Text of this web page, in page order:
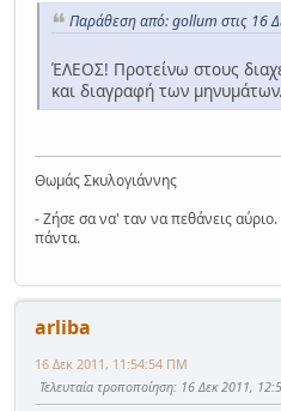
Παράθεση από: gollum στις 16
ΈΛΕΟΣ! Προτείνω στους
και διαγραφή των μηνυμάτων.
Θωμάς Σκυλογιάννης
- Ζήσε σα να' ταν να πεθάνεις
πάντα.
Μαχάτμα
arliba
16 Δεκ 2011, 11:54:54 ΠΜ
Τελευταία τροποποίηση: 16 Δεκ 2011,